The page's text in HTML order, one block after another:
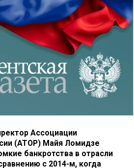
Ассоциации
(АТОР) Майя Ломидзе
банкротства в отрасли
с 2014-м, когда